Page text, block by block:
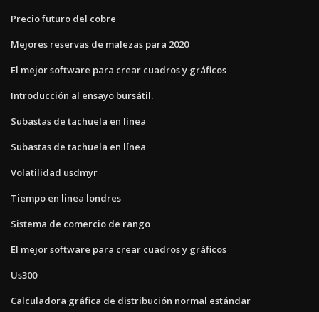
Precio futuro del cobre
Mejores reservas de malezas para 2020
El mejor software para crear cuadros y gráficos
Introducción al ensayo bursátil.
Subastas de tachuela en línea
Subastas de tachuela en línea
Volatilidad usdmyr
Tiempo en linea londres
Sistema de comercio de rango
El mejor software para crear cuadros y gráficos
Us300
Calculadora gráfica de distribución normal estándar